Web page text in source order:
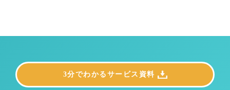
3分でわかるサービス資料